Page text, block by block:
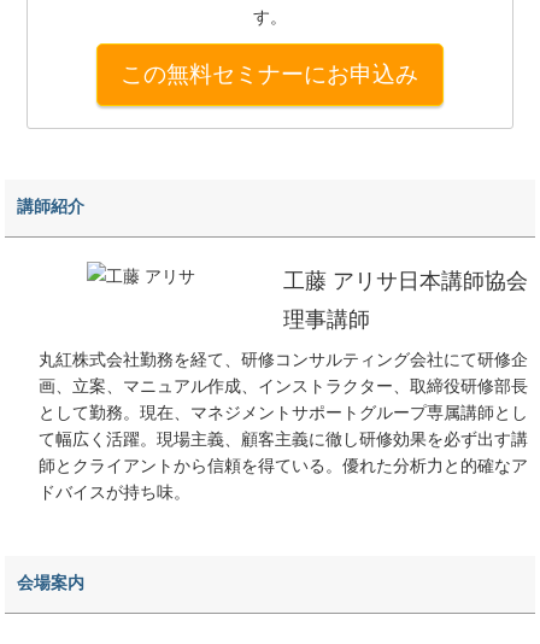
す。
この無料セミナーにお申込み
講師紹介
工藤 アリサ 日本講師協会
理事講師
丸紅株式会社勤務を経て、研修コンサルティング会社にて研修企
画、立案、マニュアル作成、インストラクター、取締役研修部長
として勤務。現在、マネジメントサポートグループ専属講師とし
て幅広く活躍。現場主義、顧客主義に徹し研修効果を必ず出す講
師とクライアントから信頼を得ている。優れた分析力と的確なア
ドバイスが持ち味。
会場案内